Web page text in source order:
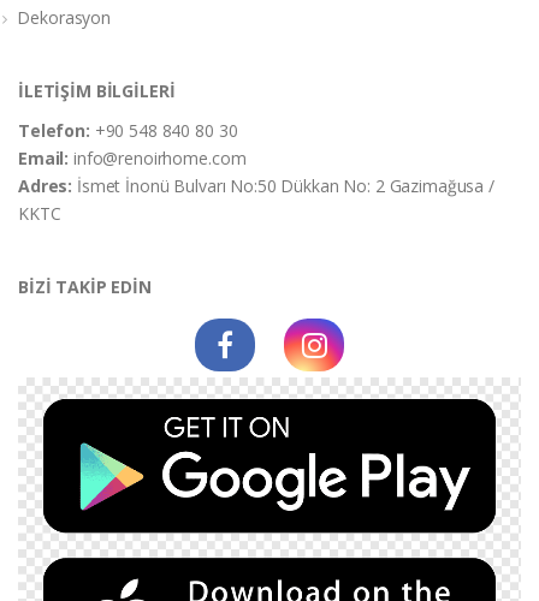
Dekorasyon
İLETİŞİM BİLGİLERİ
Telefon: +90 548 840 80 30
Email:info@renoirhome.com
Adres: İsmet İnonü Bulvarı No:50 Dükkan No: 2 Gazimağusa /
KKTC
BİZİ TAKİP EDİN